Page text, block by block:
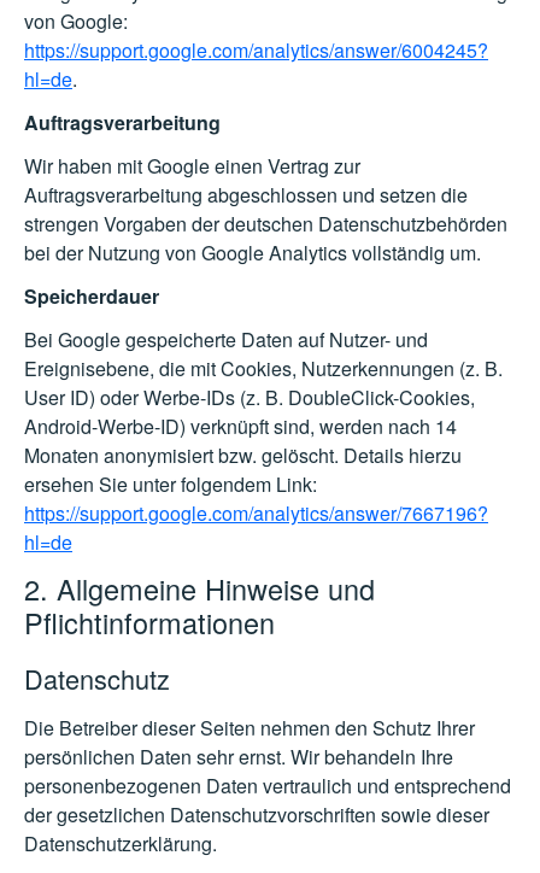
von Google:
https://support.google.com/analytics/answer/6004245?
hl=de.
Auftragsverarbeitung
Wir haben mit Google einen Vertrag zur
Auftragsverarbeitung abgeschlossen und setzen die
strengen Vorgaben der deutschen Datenschutzbehörden
bei der Nutzung von Google Analytics vollständig um.
Speicherdauer
Bei Google gespeicherte Daten auf Nutzer- und
Ereignisebene, die mit Cookies, Nutzerkennungen (z. B.
User ID) oder Werbe-IDs (z. B. DoubleClick-Cookies,
Android-Werbe-ID) verknüpft sind, werden nach 14
Monaten anonymisiert bzw. gelöscht. Details hierzu
ersehen Sie unter folgendem Link:
https://support.google.com/analytics/answer/7667196?
hl=de
2. Allgemeine Hinweise und
Pflichtinformationen
Datenschutz
Die Betreiber dieser Seiten nehmen den Schutz Ihrer
persönlichen Daten sehr ernst. Wir behandeln Ihre
personenbezogenen Daten vertraulich und entsprechend
der gesetzlichen Datenschutzvorschriften sowie dieser
Datenschutzerklärung.